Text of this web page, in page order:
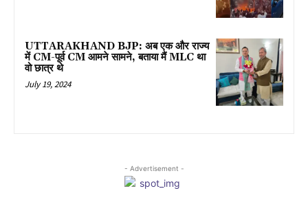
UTTARAKHAND BJP: अब एक और राज्य
में CM-पूर्व CM आमने सामने, बताया मैं MLC था
वो छात्र थे
July 19, 2024
- Advertisement -